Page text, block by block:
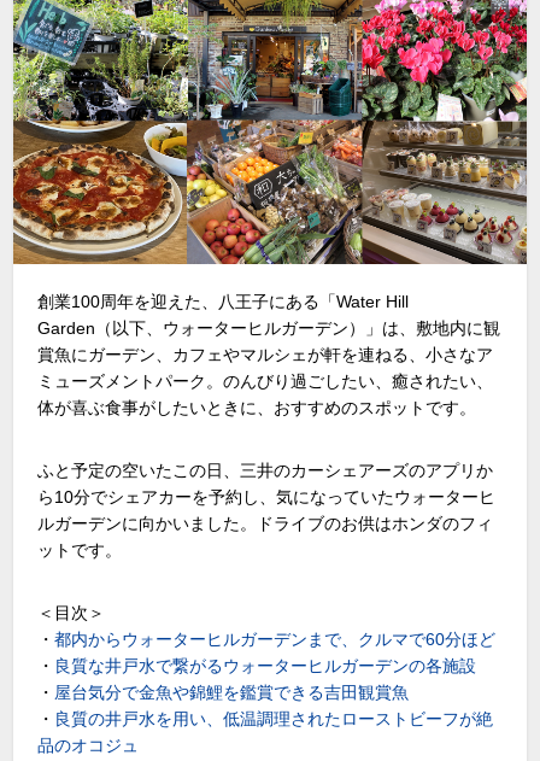
創業100周年を迎えた、八王子にある「Water Hill
Garden（以下、ウォーターヒルガーデン）」は、敷地内に観
賞魚にガーデン、カフェやマルシェが軒を連ねる、小さなア
ミューズメントパーク。のんびり過ごしたい、癒されたい、
体が喜ぶ食事がしたいときに、おすすめのスポットです。
ふと予定の空いたこの日、三井のカーシェアーズのアプリか
ら10分でシェアカーを予約し、気になっていたウォーターヒ
ルガーデンに向かいました。ドライブのお供はホンダのフィ
ットです。
＜目次＞
・都内からウォーターヒルガーデンまで、クルマで60分ほど
・ 良質な井戸水で繋がるウォーターヒルガーデンの各施設
・ 屋台気分で金魚や錦鯉を鑑賞できる吉田観賞魚
・ 良質の井戸水を用い、低温調理されたローストビーフが絶
品のオコジュ